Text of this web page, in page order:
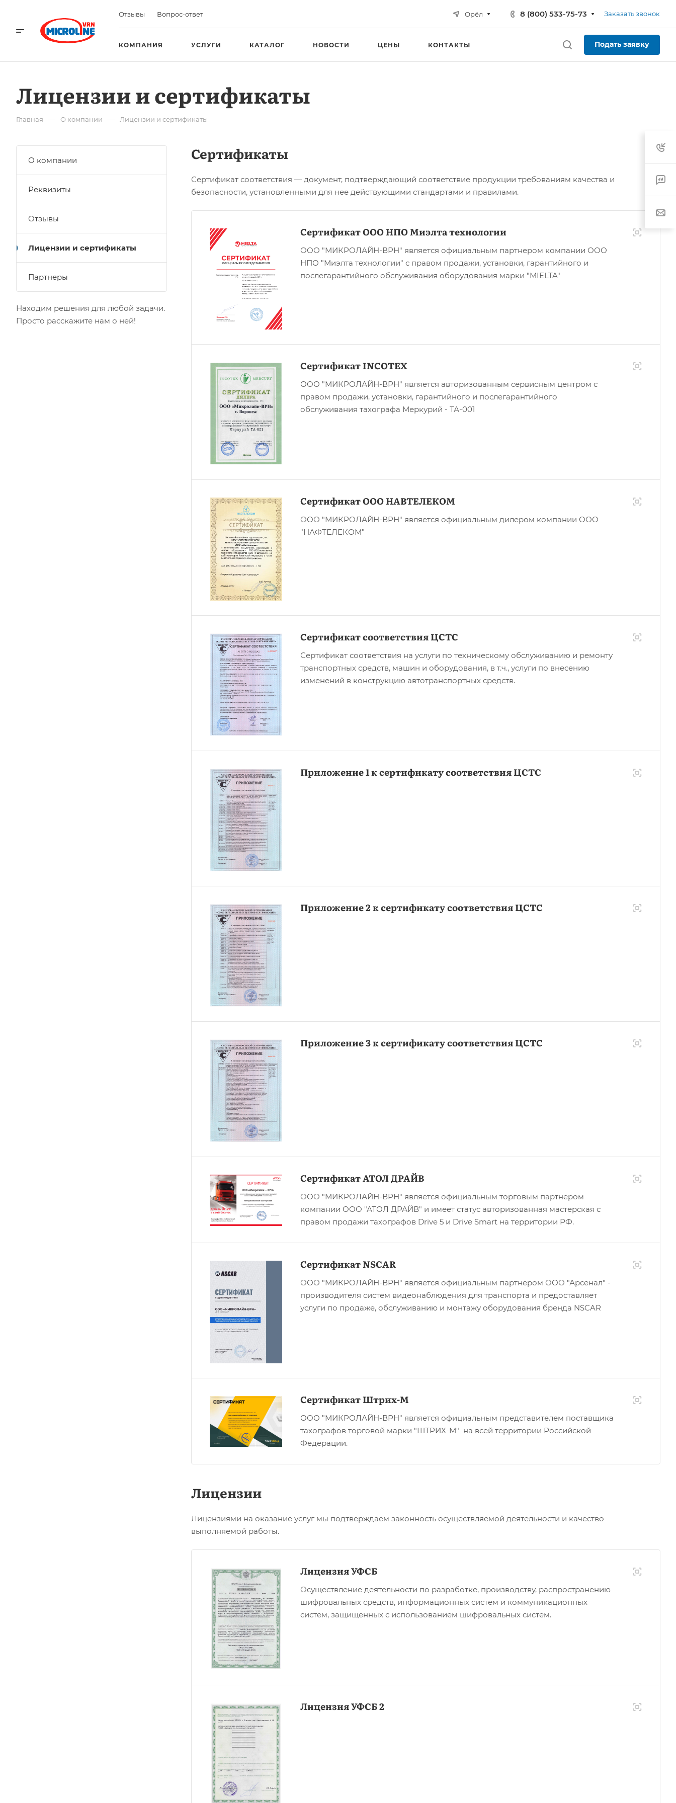
Отзывы Вопрос-ответ Орёл 8 (800) 533-75-73 Заказать звонок
КОМПАНИЯ УСЛУГИ КАТАЛОГ НОВОСТИ ЦЕНЫ КОНТАКТЫ Подать заявку
Лицензии и сертификаты
Главная — О компании — Лицензии и сертификаты
Сертификаты
Сертификат соответствия — документ, подтверждающий соответствие продукции требованиям качества и
безопасности, установленными для нее действующими стандартами и правилами.
Сертификат ООО НПО Миэлта технологии
ООО "МИКРОЛАЙН-ВРН" является официальным партнером компании ООО
НПО "Миэлта технологии" с правом продажи, установки, гарантийного и
послегарантийного обслуживания оборудования марки "MIELTA"
Сертификат INCOTEX
ООО "МИКРОЛАЙН-ВРН" является авторизованным сервисным центром с
правом продажи, установки, гарантийного и послегарантийного
обслуживания тахографа Меркурий - ТА-001
Сертификат ООО НАВТЕЛЕКОМ
ООО "МИКРОЛАЙН-ВРН" является официальным дилером компании ООО
"НАФТЕЛЕКОМ"
Сертификат соответствия ЦСТС
Сертификат соответствия на услуги по техническому обслуживанию и ремонту
транспортных средств, машин и оборудования, в т.ч., услуги по внесению
изменений в конструкцию автотранспортных средств.
Приложение 1 к сертификату соответствия ЦСТС
Приложение 2 к сертификату соответствия ЦСТС
Приложение 3 к сертификату соответствия ЦСТС
Сертификат АТОЛ ДРАЙВ
ООО "МИКРОЛАЙН-ВРН" является официальным торговым партнером
компании ООО "АТОЛ ДРАЙВ" и имеет статус авторизованная мастерская с
правом продажи тахографов Drive 5 и Drive Smart на территории РФ.
Сертификат NSCAR
ООО "МИКРОЛАЙН-ВРН" является официальным партнером ООО "Арсенал" -
производителя систем видеонаблюдения для транспорта и предоставляет
услуги по продаже, обслуживанию и монтажу оборудования бренда NSCAR
Сертификат Штрих-М
ООО "МИКРОЛАЙН-ВРН" является официальным представителем поставщика
тахографов торговой марки "ШТРИХ-М" на всей территории Российской
Федерации.
Лицензии
Лицензиями на оказание услуг мы подтверждаем законность осуществляемой деятельности и качество
выполняемой работы.
Лицензия УФСБ
Осуществление деятельности по разработке, производству, распространению
шифровальных средств, информационных систем и коммуникационных
систем, защищенных с использованием шифровальных систем.
Лицензия УФСБ 2
О компании
Реквизиты
Отзывы
Лицензии и сертификаты
Партнеры
Находим решения для любой задачи.
Просто расскажите нам о ней!